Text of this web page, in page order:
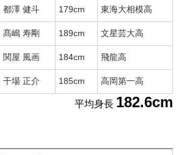
都澤 健斗 179cm 東海大相模高
髙嶋 寿剛 189cm 文星芸大高
関屋 風画 184cm 飛龍高
干場 正介 185cm 高岡第一高
平均身長 182.6cm